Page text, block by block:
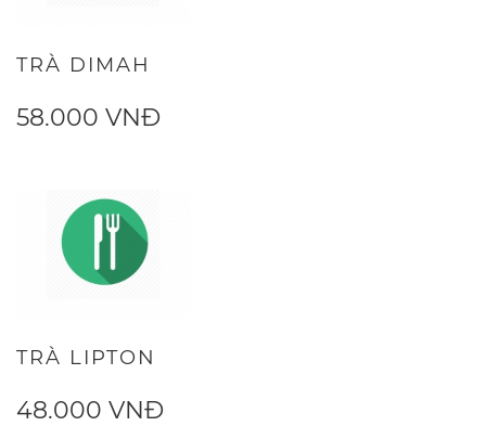
TRÀ DIMAH
58.000 VNĐ
TRÀ LIPTON
48.000 VNĐ